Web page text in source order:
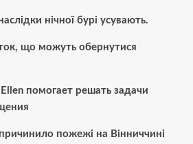
нічної бурі усувають.
що можуть обернутися
помогает решать задачи
пожежі на Вінниччині